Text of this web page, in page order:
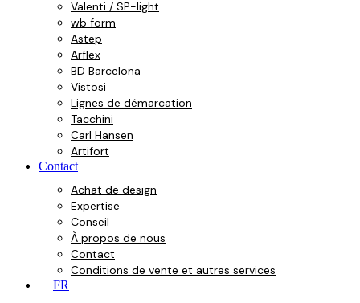
Valenti / SP-light
wb form
Astep
Arflex
BD Barcelona
Vistosi
Lignes de démarcation
Tacchini
Carl Hansen
Artifort
Contact
Achat de design
Expertise
Conseil
À propos de nous
Contact
Conditions de vente et autres services
FR